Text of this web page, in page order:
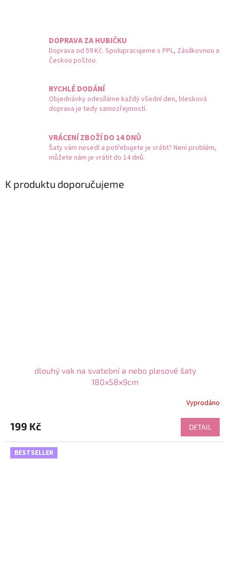
DOPRAVA ZA HUBIČKU
Doprava od 59 Kč. Spolupracujeme s PPL, Zásilkovnou a
Českou poštou.
RYCHLÉ DODÁNÍ
Objednávky odesíláme každý všední den, blesková
doprava je tedy samozřejmostí.
VRÁCENÍ ZBOŽÍ DO 14 DNŮ
Šaty vám nesedí a potřebujete je vrátit? Není problém,
můžete nám je vrátit do 14 dnů.
K produktu doporučujeme
dlouhý vak na svatební a nebo plesové šaty
180x58x9cm
Vyprodáno
199 Kč DETAIL
BESTSELLER